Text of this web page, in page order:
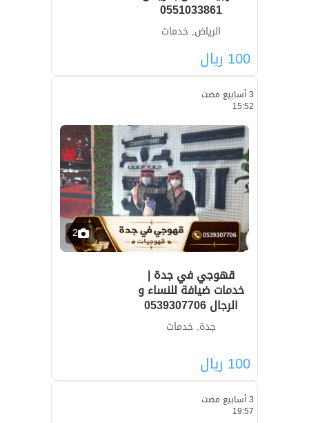
0551033861
الرياض, خدمات
100 ريال
3 أسابيع مضت
15:52
2
قهوجي في جدة |
خدمات ضيافة للنساء و
الرجال 0539307706
جدة, خدمات
100 ريال
3 أسابيع مضت
19:57